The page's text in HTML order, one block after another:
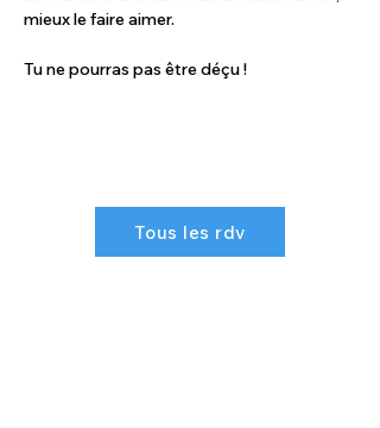
mieux le faire aimer.
Tu ne pourras pas être déçu !
Tous les rdv